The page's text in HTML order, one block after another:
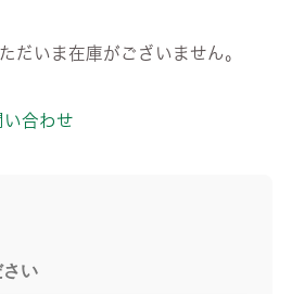
だいま在庫がございません。
合わせ
い